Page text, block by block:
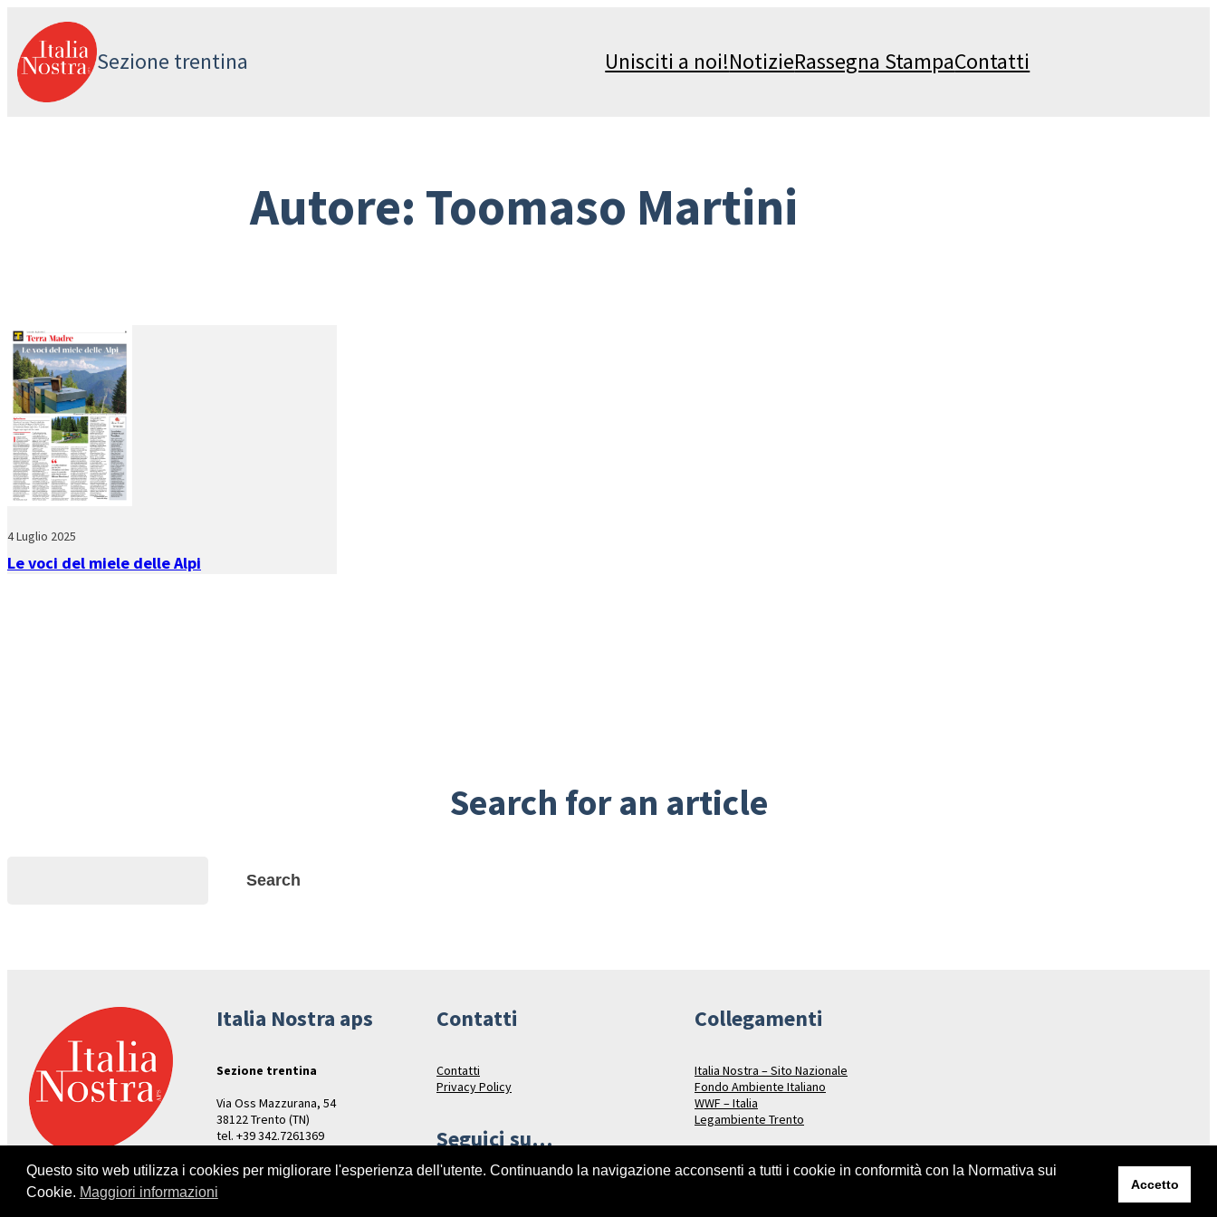
al
contenuto
Sezione trentina Unisciti a noi!NotizieRassegna StampaContatti
Autore: Toomaso Martini
4 Luglio 2025
Le voci del miele delle Alpi
Search for an article
Search
Italia Nostra aps
Sezione trentina
Via Oss Mazzurana, 54
38122 Trento (TN)
tel. +39 342.7261369
Contatti
Contatti
Privacy Policy
Seguici su…
Collegamenti
Italia Nostra – Sito Nazionale
Fondo Ambiente Italiano
WWF – Italia
Legambiente Trento
Questo sito web utilizza i cookies per migliorare l'esperienza dell'utente. Continuando la navigazione acconsenti a tutti i cookie in conformità con la Normativa sui
Cookie. Maggiori informazioni Accetto